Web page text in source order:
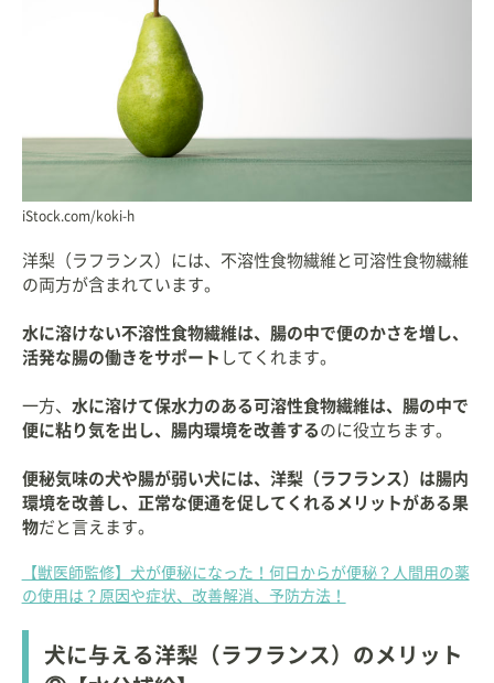
iStock.com/koki-h
洋梨（ラフランス）には、不溶性食物繊維と可溶性食物繊維
の両方が含まれています。
水に溶けない不溶性食物繊維は、腸の中で便のかさを増し、
活発な腸の働きをサポート してくれます。
一方、 水に溶けて保水力のある可溶性食物繊維は、腸の中で
便に粘り気を出し、腸内環境を改善する のに役立ちます。
便秘気味の犬や腸が弱い犬には、洋梨（ラフランス）は腸内
環境を改善し、正常な便通を促してくれるメリットがある果
物だと言えます。
【獣医師監修】犬が便秘になった！何日からが便秘？人間用の薬
の使用は？原因や症状、改善解消、予防方法！
犬に与える洋梨（ラフランス）のメリット